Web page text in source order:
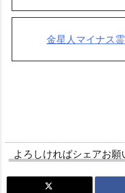
金星人マイナス
よろしければシェアお願